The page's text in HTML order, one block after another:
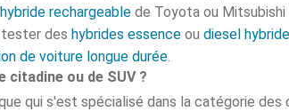
rechargeable de Toyota ou
tester des hybrides essence ou diesel
de voiture longue durée.
citadine ou de SUV ?
qui s'est spécialisé dans la catégorie